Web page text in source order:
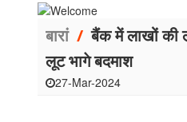
बारां/बैंक में लाखों की
लूट भागे बदमाश
27-Mar-2024